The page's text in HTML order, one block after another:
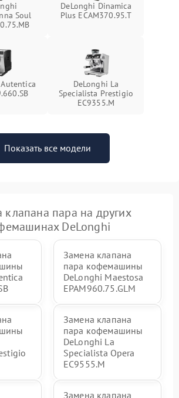
Soul
DeLonghi Dinamica
Plus ECAM370.95.T
DeLonghi La
Specialista Prestigio
EC9355.M
Показать все модели
клапана пара на других
DeLonghi
Замена клапана
пара кофемашины
DeLonghi Maestosa
EPAM960.75.GLM
Замена клапана
пара кофемашины
DeLonghi La
Specialista Opera
EC9555.M
Замена клапана